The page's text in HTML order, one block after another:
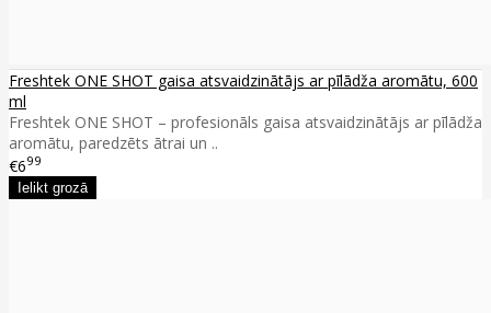
Freshtek ONE SHOT gaisa atsvaidzinātājs ar pīlādža aromātu, 600
ml
Freshtek ONE SHOT – profesionāls gaisa atsvaidzinātājs ar pīlādža
aromātu, paredzēts ātrai un ..
€699